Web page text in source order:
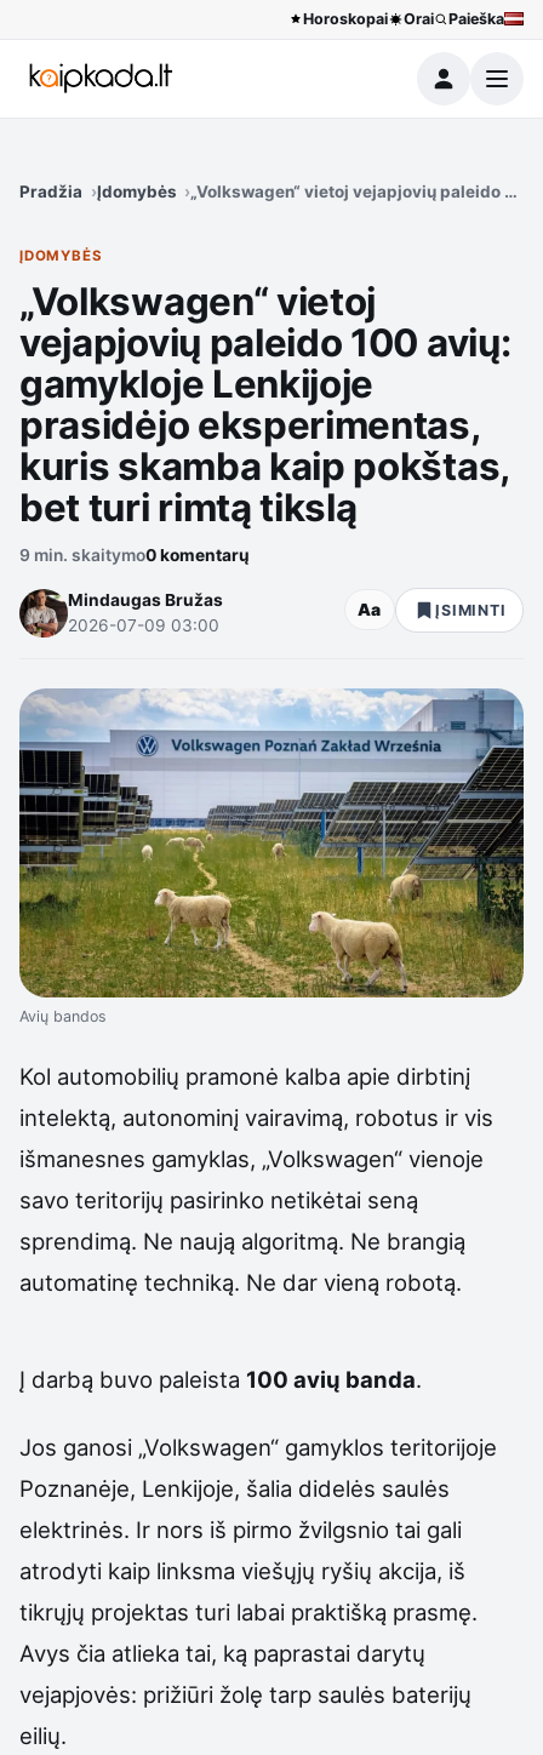
Horoskopai Orai Paieška
Meniu
Pradžia Įdomybės „Volkswagen“ vietoj vejapjovių paleido
ĮDOMYBĖS
„Volkswagen“ vietoj
vejapjovių paleido 100 avių:
gamykloje Lenkijoje
prasidėjo eksperimentas,
kuris skamba kaip pokštas,
bet turi rimtą tikslą
9 min. skaitymo0 komentarų
Mindaugas Bružas
2026-07-09 03:00
Aa ĮSIMINTI
Avių bandos
Kol automobilių pramonė kalba apie dirbtinį
intelektą, autonominį vairavimą, robotus ir vis
išmanesnes gamyklas, „Volkswagen“ vienoje
savo teritorijų pasirinko netikėtai seną
sprendimą. Ne naują algoritmą. Ne brangią
automatinę techniką. Ne dar vieną robotą.
Į darbą buvo paleista 100 avių banda.
Jos ganosi „Volkswagen“ gamyklos teritorijoje
Poznanėje, Lenkijoje, šalia didelės saulės
elektrinės. Ir nors iš pirmo žvilgsnio tai gali
atrodyti kaip linksma viešųjų ryšių akcija, iš
tikrųjų projektas turi labai praktišką prasmę.
Avys čia atlieka tai, ką paprastai darytų
vejapjovės: prižiūri žolę tarp saulės baterijų
eilių.